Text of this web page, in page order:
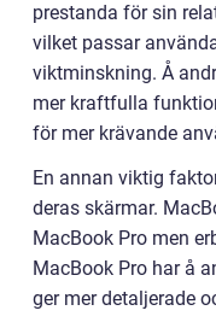
prestanda för sin
vilket passar
viktminskning. Å
mer kraftfulla
för mer krävande
En annan viktig
deras skärmar.
MacBook Pro men
MacBook Pro har å
ger mer detaljerade